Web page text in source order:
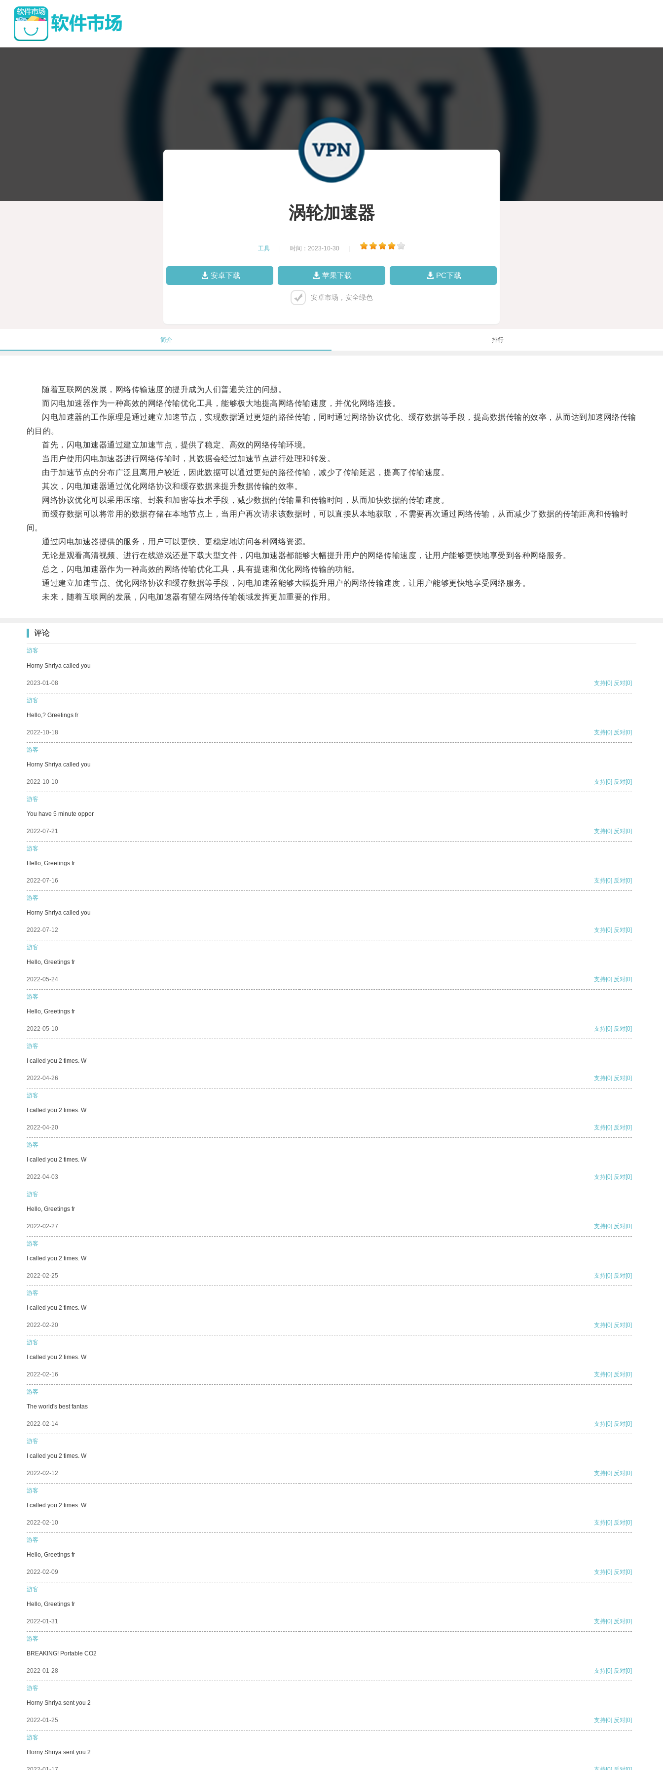
涡轮加速器
工具 时间：2023-10-30
安卓下载 苹果下载 PC下载
安卓市场，安全绿色
简介 排行
随着互联网的发展，网络传输速度的提升成为人们普遍关注的问题。
而闪电加速器作为一种高效的网络传输优化工具，能够极大地提高网络传输速度，并优化网络连接。
闪电加速器的工作原理是通过建立加速节点，实现数据通过更短的路径传输，同时通过网络协议优化、缓存数据等手段，提高数据传输的效率，从而达到加速网络传输
的目的。
首先，闪电加速器通过建立加速节点，提供了稳定、高效的网络传输环境。
当用户使用闪电加速器进行网络传输时，其数据会经过加速节点进行处理和转发。
由于加速节点的分布广泛且离用户较近，因此数据可以通过更短的路径传输，减少了传输延迟，提高了传输速度。
其次，闪电加速器通过优化网络协议和缓存数据来提升数据传输的效率。
网络协议优化可以采用压缩、封装和加密等技术手段，减少数据的传输量和传输时间，从而加快数据的传输速度。
而缓存数据可以将常用的数据存储在本地节点上，当用户再次请求该数据时，可以直接从本地获取，不需要再次通过网络传输，从而减少了数据的传输距离和传输时
间。
通过闪电加速器提供的服务，用户可以更快、更稳定地访问各种网络资源。
无论是观看高清视频、进行在线游戏还是下载大型文件，闪电加速器都能够大幅提升用户的网络传输速度，让用户能够更快地享受到各种网络服务。
总之，闪电加速器作为一种高效的网络传输优化工具，具有提速和优化网络传输的功能。
通过建立加速节点、优化网络协议和缓存数据等手段，闪电加速器能够大幅提升用户的网络传输速度，让用户能够更快地享受网络服务。
未来，随着互联网的发展，闪电加速器有望在网络传输领域发挥更加重要的作用。
评论
游客
Horny Shriya called you
2023-01-08 支持[0] 反对[0]
游客
Hello,? Greetings fr
2022-10-18 支持[0] 反对[0]
游客
Horny Shriya called you
2022-10-10 支持[0] 反对[0]
游客
You have 5 minute oppor
2022-07-21 支持[0] 反对[0]
游客
Hello, Greetings fr
2022-07-16 支持[0] 反对[0]
游客
Horny Shriya called you
2022-07-12 支持[0] 反对[0]
游客
Hello, Greetings fr
2022-05-24 支持[0] 反对[0]
游客
Hello, Greetings fr
2022-05-10 支持[0] 反对[0]
游客
I called you 2 times. W
2022-04-26 支持[0] 反对[0]
游客
I called you 2 times. W
2022-04-20 支持[0] 反对[0]
游客
I called you 2 times. W
2022-04-03 支持[0] 反对[0]
游客
Hello, Greetings fr
2022-02-27 支持[0] 反对[0]
游客
I called you 2 times. W
2022-02-25 支持[0] 反对[0]
游客
I called you 2 times. W
2022-02-20 支持[0] 反对[0]
游客
I called you 2 times. W
2022-02-16 支持[0] 反对[0]
游客
The world's best fantas
2022-02-14 支持[0] 反对[0]
游客
I called you 2 times. W
2022-02-12 支持[0] 反对[0]
游客
I called you 2 times. W
2022-02-10 支持[0] 反对[0]
游客
Hello, Greetings fr
2022-02-09 支持[0] 反对[0]
游客
Hello, Greetings fr
2022-01-31 支持[0] 反对[0]
游客
BREAKING! Portable CO2
2022-01-28 支持[0] 反对[0]
游客
Horny Shriya sent you 2
2022-01-25 支持[0] 反对[0]
游客
Horny Shriya sent you 2